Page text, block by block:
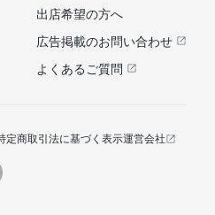
出店希望の方へ
広告掲載のお問い合わせ
よくあるご質問
定商取引法に基づく表示運営会社